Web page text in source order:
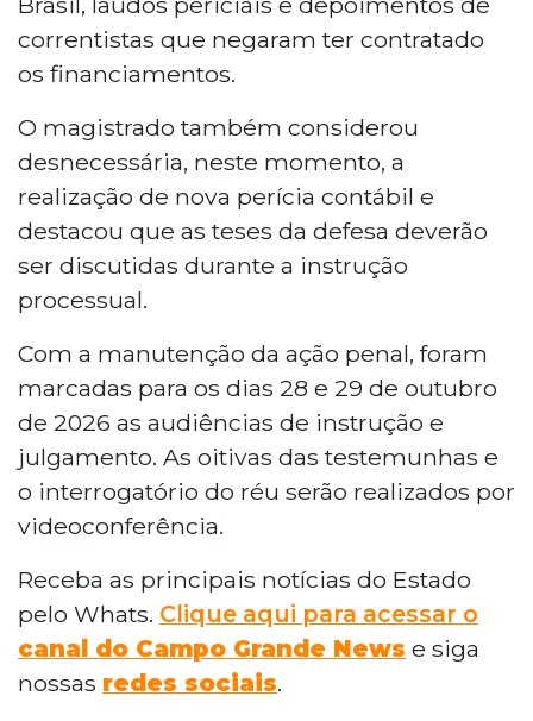
correntistas que negaram ter contratado
os financiamentos.
O magistrado também considerou
desnecessária, neste momento, a
realização de nova perícia contábil e
destacou que as teses da defesa deverão
ser discutidas durante a instrução
processual.
Com a manutenção da ação penal, foram
marcadas para os dias 28 e 29 de outubro
de 2026 as audiências de instrução e
julgamento. As oitivas das testemunhas e
o interrogatório do réu serão realizados por
videoconferência.
Receba as principais notícias do Estado
pelo Whats. Clique aqui para acessar o
canal do Campo Grande News e siga
nossas redes sociais.